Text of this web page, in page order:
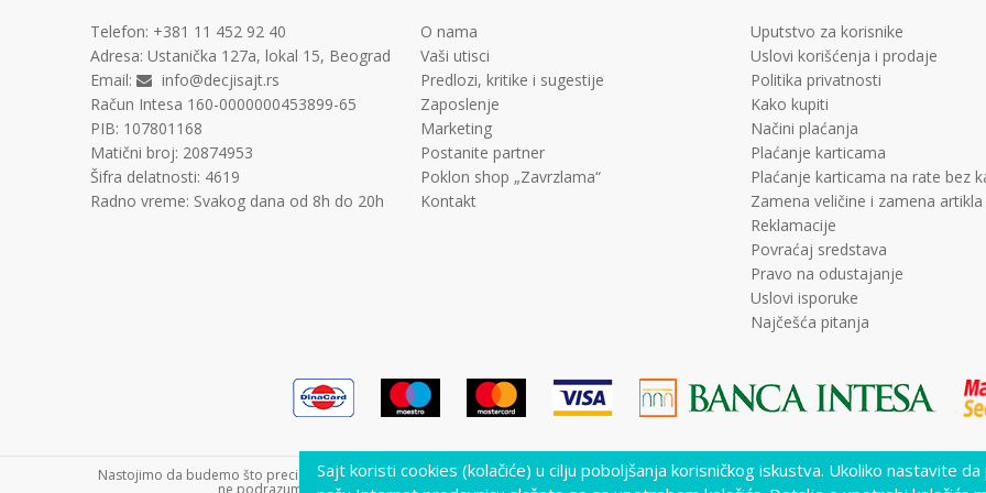
Telefon: +381 11 452 92 40
Adresa: Ustanička 127a, lokal 15, Beograd
Email:
info@decjisajt.rs
Račun Intesa 160-0000000453899-65
PIB: 107801168
Matični broj: 20874953
Šifra delatnosti: 4619
Radno vreme: Svakog dana od 8h do 20h
O nama
Vaši utisci
Predlozi, kritike i sugestije
Zaposlenje
Marketing
Postanite partner
Poklon shop „Zavrzlama“
Kontakt
Uputstvo za korisnike
Uslovi korišćenja i prodaje
Politika privatnosti
Kako kupiti
Načini plaćanja
Plaćanje karticama
Plaćanje karticama na rate bez
Zamena veličine i zamena
Reklamacije
Povraćaj sredstava
Pravo na odustajanje
Uslovi isporuke
Najčešća pitanja
Nastojimo da budemo što precizniji u opisu proizvoda, prikazu slika i samih cena, ali ne možemo garantovati da su sve informacije
ne podrazumeva da su dostupni u svakom trenutku. Raspoloživost robe možete proveriti pozivom Call Centra na +381 11
Sajt koristi cookies (kolačiće) u cilju poboljšanja korisničkog iskustva. Ukoliko nastavite